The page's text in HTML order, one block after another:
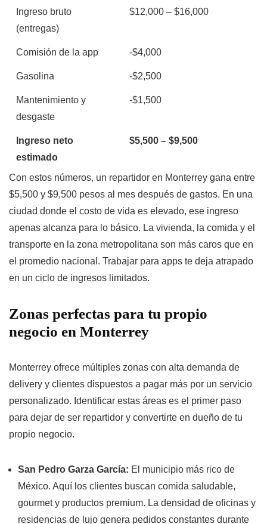
Ingreso bruto
(entregas)
$12,000 – $16,000
Comisión de la app -$4,000
Gasolina -$2,500
Mantenimiento y
desgaste
-$1,500
Ingreso neto
estimado
$5,500 – $9,500
Con estos números, un repartidor en Monterrey gana entre
$5,500 y $9,500 pesos al mes después de gastos. En una
ciudad donde el costo de vida es elevado, ese ingreso
apenas alcanza para lo básico. La vivienda, la comida y el
transporte en la zona metropolitana son más caros que en
el promedio nacional. Trabajar para apps te deja atrapado
en un ciclo de ingresos limitados.
Zonas perfectas para tu propio
negocio en Monterrey
Monterrey ofrece múltiples zonas con alta demanda de
delivery y clientes dispuestos a pagar más por un servicio
personalizado. Identificar estas áreas es el primer paso
para dejar de ser repartidor y convertirte en dueño de tu
propio negocio.
San Pedro Garza García: El municipio más rico de
México. Aquí los clientes buscan comida saludable,
gourmet y productos premium. La densidad de oficinas y
residencias de lujo genera pedidos constantes durante